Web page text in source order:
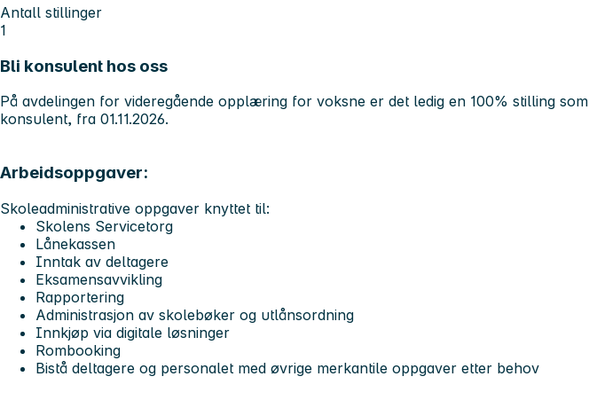
Antall stillinger
1
Bli konsulent hos oss
På avdelingen for videregående opplæring for voksne er det ledig en 100% stilling som
konsulent, fra 01.11.2026.
Arbeidsoppgaver:
Skoleadministrative oppgaver knyttet til:
Skolens Servicetorg
Lånekassen
Inntak av deltagere
Eksamensavvikling
Rapportering
Administrasjon av skolebøker og utlånsordning
Innkjøp via digitale løsninger
Rombooking
Bistå deltagere og personalet med øvrige merkantile oppgaver etter behov